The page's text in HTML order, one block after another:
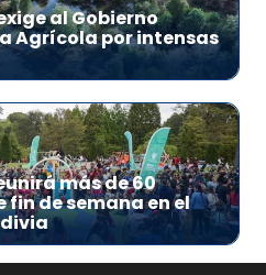
al Gobierno
Agrícola por intensas
más de 60
fin de semana en el